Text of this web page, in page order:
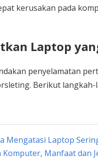
kerusakan pada
Laptop
penyelamatan
Berikut
Mengatasi Laptop
Manfaat dan